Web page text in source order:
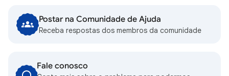
Postar na Comunidade de Ajuda
Receba respostas dos membros da comunidade
Fale conosco